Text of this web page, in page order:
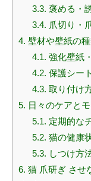
3.3. 褒める・
3.4. 爪切り・
4. 壁材や壁紙の
4.1. 強化壁紙
4.2. 保護シー
4.3. 取り付け
5. 日々のケアと
5.1. 定期的な
5.2. 猫の健康
5.3. しつけ方
6. 猫 爪研ぎ させ